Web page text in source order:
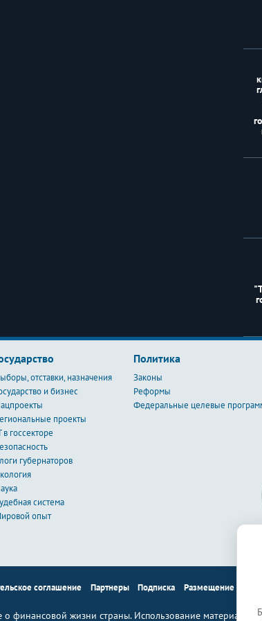
отставки, назначения
и бизнес
проекты
в госсекторе
губернаторов
система
опыт
Политика
Законы
Реформы
Федеральные целевые
соглашение Партнеры Подписка Размещение
финансовой жизни страны. Использование материалов